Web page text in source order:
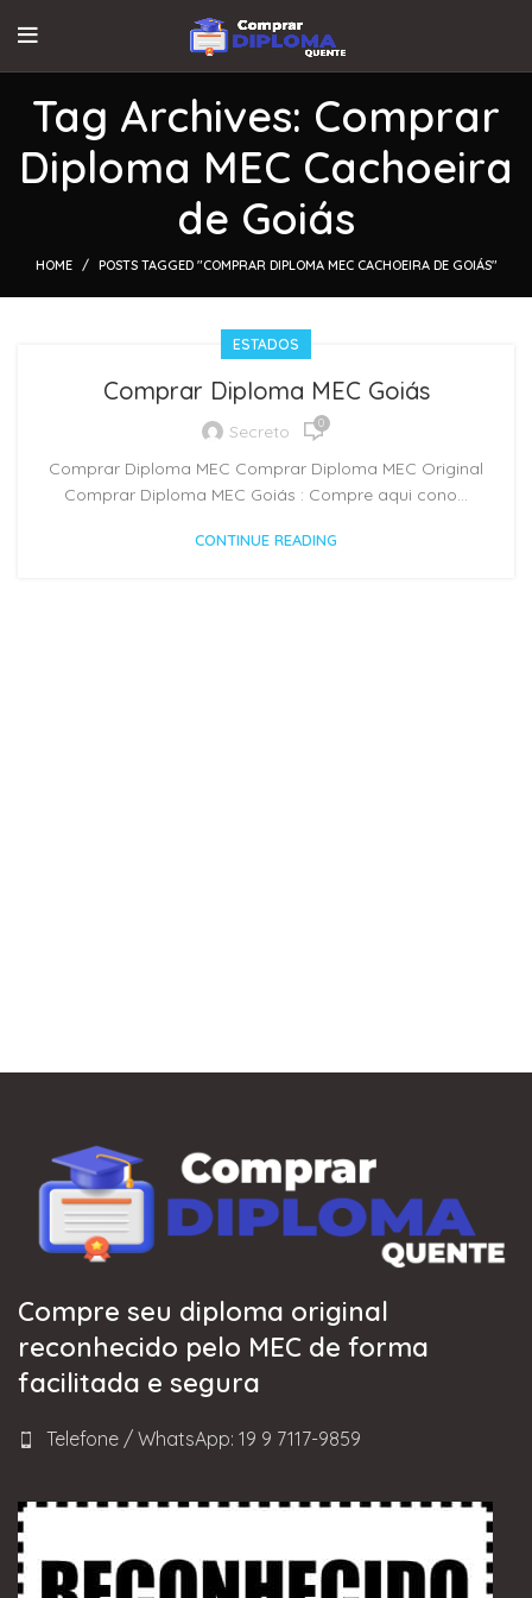
Tag Archives: Comprar
Diploma MEC Cachoeira
de Goiás
HOME POSTS TAGGED "COMPRAR DIPLOMA MEC CACHOEIRA DE GOIÁS"
ESTADOS
Comprar Diploma MEC Goiás
Secreto 0
Comprar Diploma MEC Comprar Diploma MEC Original
Comprar Diploma MEC Goiás : Compre aqui cono...
CONTINUE READING
Compre seu diploma original
reconhecido pelo MEC de forma
facilitada e segura
Telefone / WhatsApp: 19 9 7117-9859